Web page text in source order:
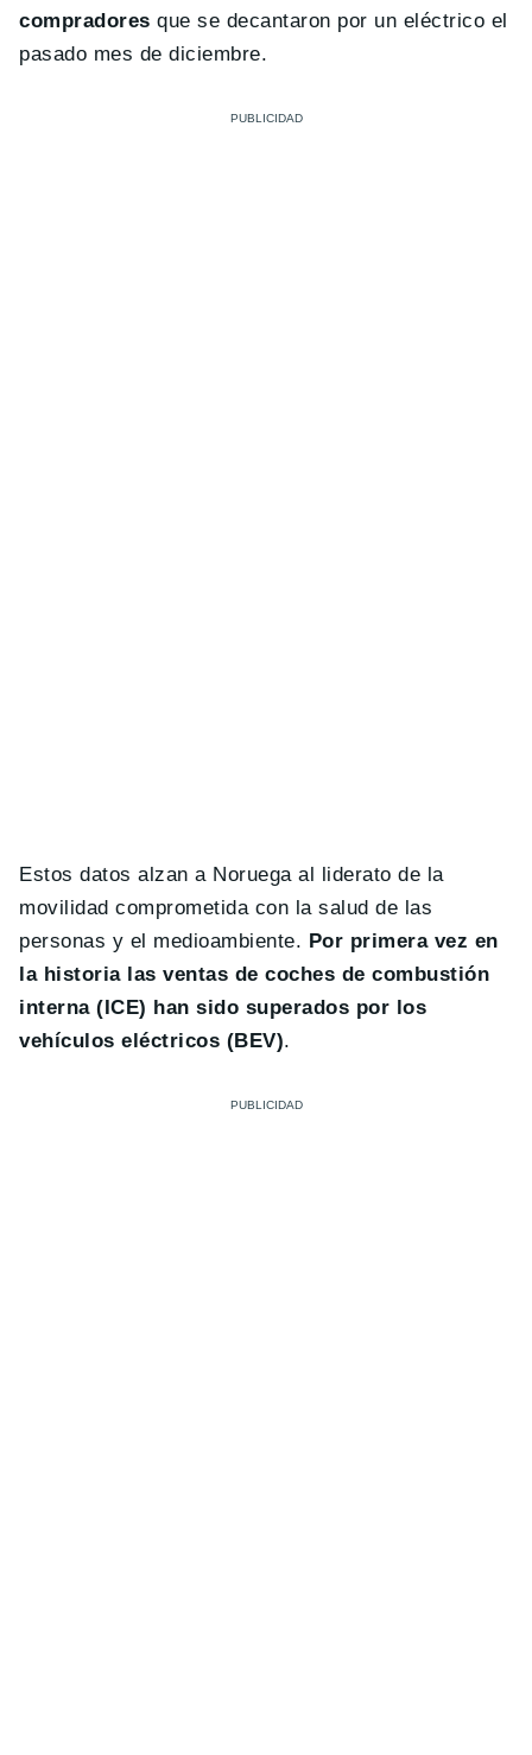
compradores que se decantaron por un eléctrico el
pasado mes de diciembre.
Estos datos alzan a Noruega al liderato de la
movilidad comprometida con la salud de las
personas y el medioambiente. Por primera vez en
la historia las ventas de coches de combustión
interna (ICE) han sido superados por los
vehículos eléctricos (BEV).